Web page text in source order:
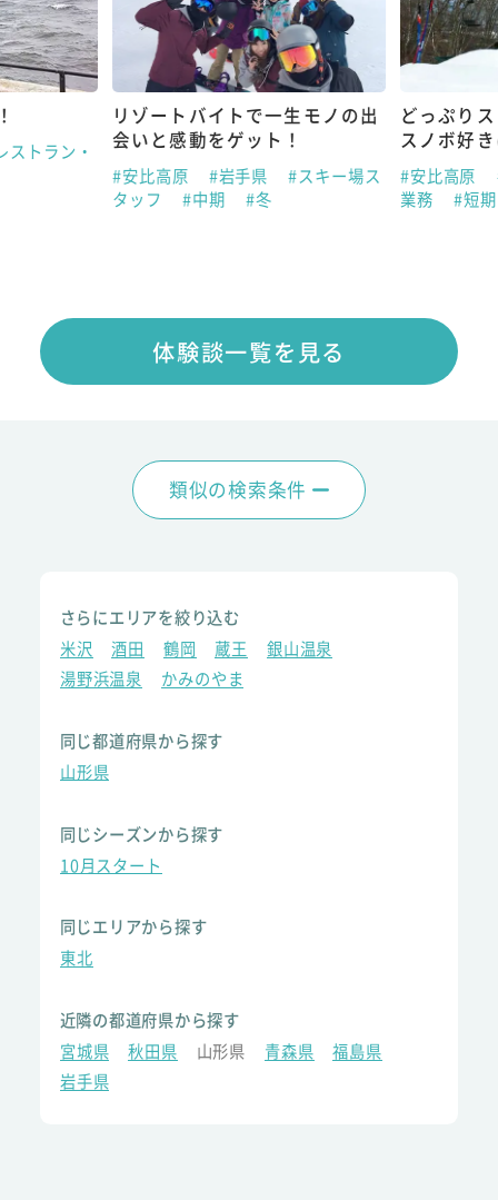
ストラン・
リゾートバイトで一生モノの出
会いと感動をゲット！
#安比高原 #岩手県
#スキー場ス
タッフ
#中期 #冬
どっぷり
スノボ好
#安比高原
業務
#短
体験談一覧を見る
類似の検索条件
さらにエリアを絞り込む
米沢
酒田 鶴岡 蔵王
銀山温泉
湯野浜温泉
かみのやま
同じ都道府県から探す
山形県
同じシーズンから探す
10月スタート
同じエリアから探す
東北
近隣の都道府県から探す
宮城県
秋田県 山形県 青森県
福島県
岩手県